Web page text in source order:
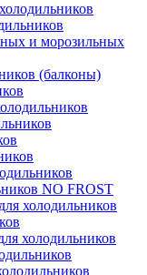
и морозильных
(балконы)
NO FROST
холодильников
холодильников